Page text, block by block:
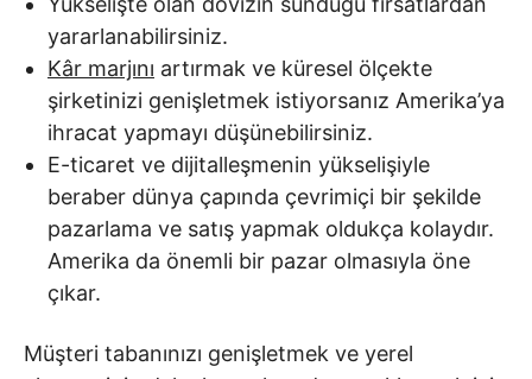
yararlanabilirsiniz.
Kâr marjını artırmak ve küresel ölçekte
şirketinizi genişletmek istiyorsanız Amerika’ya
ihracat yapmayı düşünebilirsiniz.
E-ticaret ve dijitalleşmenin yükselişiyle
beraber dünya çapında çevrimiçi bir şekilde
pazarlama ve satış yapmak oldukça kolaydır.
Amerika da önemli bir pazar olmasıyla öne
çıkar.
Müşteri tabanınızı genişletmek ve yerel